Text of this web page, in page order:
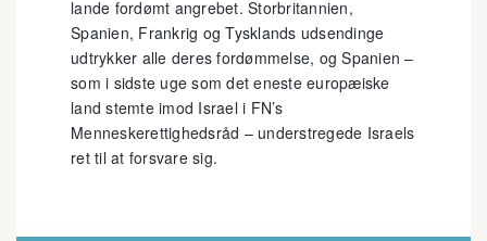
lande fordømt angrebet. Storbritannien,
Spanien, Frankrig og Tysklands udsendinge
udtrykker alle deres fordømmelse, og Spanien –
som i sidste uge som det eneste europæiske
land stemte imod Israel i FN’s
Menneskerettighedsråd – understregede Israels
ret til at forsvare sig.